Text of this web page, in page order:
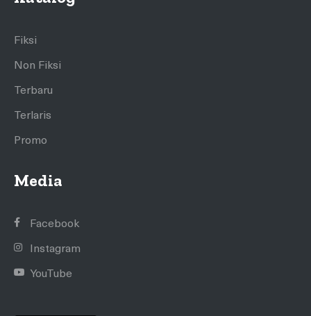
Fiksi
Non Fiksi
Terbaru
Terlaris
Promo
Media
Facebook
Instagram
YouTube